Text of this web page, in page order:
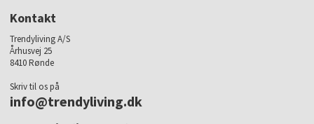
Kontakt
Trendyliving A/S
Århusvej 25
8410 Rønde
Skriv til os på
info@trendyliving.dk